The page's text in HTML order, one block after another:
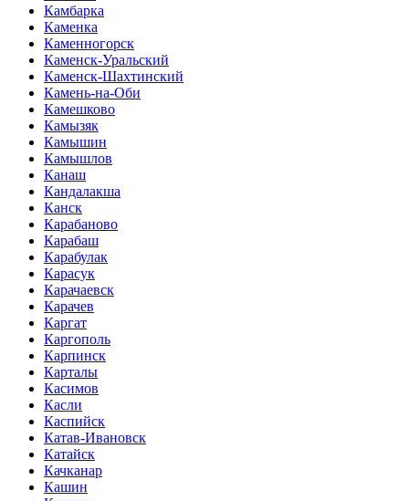
Камбарка
Каменка
Каменногорск
Каменск-Уральский
Каменск-Шахтинский
Камень-на-Оби
Камешково
Камызяк
Камышин
Камышлов
Канаш
Кандалакша
Канск
Карабаново
Карабаш
Карабулак
Карасук
Карачаевск
Карачев
Каргат
Каргополь
Карпинск
Карталы
Касимов
Касли
Каспийск
Катав-Ивановск
Катайск
Качканар
Кашин